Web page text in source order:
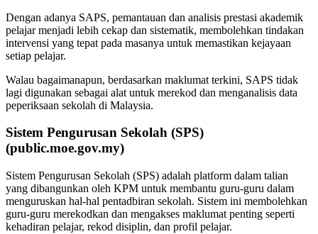
Dengan adanya SAPS, pemantauan dan analisis prestasi akademik
pelajar menjadi lebih cekap dan sistematik, membolehkan tindakan
intervensi yang tepat pada masanya untuk memastikan kejayaan
setiap pelajar.
Walau bagaimanapun, berdasarkan maklumat terkini, SAPS tidak
lagi digunakan sebagai alat untuk merekod dan menganalisis data
peperiksaan sekolah di Malaysia.
Sistem Pengurusan Sekolah (SPS)
(public.moe.gov.my)
Sistem Pengurusan Sekolah (SPS) adalah platform dalam talian
yang dibangunkan oleh KPM untuk membantu guru-guru dalam
menguruskan hal-hal pentadbiran sekolah. Sistem ini membolehkan
guru-guru merekodkan dan mengakses maklumat penting seperti
kehadiran pelajar, rekod disiplin, dan profil pelajar.